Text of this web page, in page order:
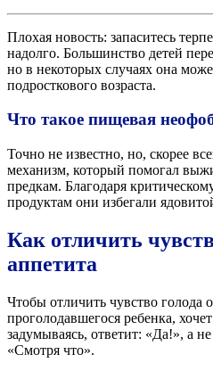
Плохая новость: запаситесь
надолго. Большинство детей
но в некоторых случаях она
подросткового возраста.
Что такое пищевая
Точно не известно, но, скорее
механизм, который помогал
предкам. Благодаря
продуктам они избегали
Как отличить
аппетита
Чтобы отличить чувство голода
проголодавшегося ребенка,
задумываясь, ответит: «Да!», а
«Смотря что».